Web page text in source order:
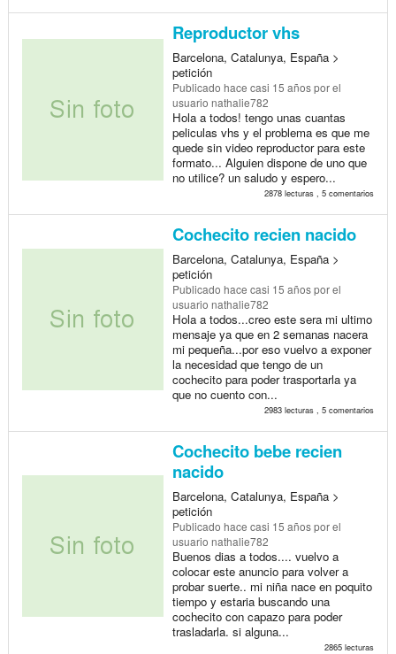
Reproductor vhs
Barcelona, Catalunya, España >
petición
Publicado hace casi 15 añospor el
usuario nathalie782
Hola a todos! tengo unas cuantas
peliculas vhs y el problema es que me
quede sin video reproductor para este
formato... Alguien dispone de uno que
no utilice? un saludo y espero...
2878 lecturas , 5 comentarios
Cochecito recien nacido
Barcelona, Catalunya, España >
petición
Publicado hace casi 15 añospor el
usuario nathalie782
Hola a todos...creo este sera mi ultimo
mensaje ya que en 2 semanas nacera
mi pequeña...por eso vuelvo a exponer
la necesidad que tengo de un
cochecito para poder trasportarla ya
que no cuento con...
2983 lecturas , 5 comentarios
Cochecito bebe recien
nacido
Barcelona, Catalunya, España >
petición
Publicado hace casi 15 añospor el
usuario nathalie782
Buenos dias a todos.... vuelvo a
colocar este anuncio para volver a
probar suerte.. mi niña nace en poquito
tiempo y estaria buscando una
cochecito con capazo para poder
trasladarla. si alguna...
2865 lecturas